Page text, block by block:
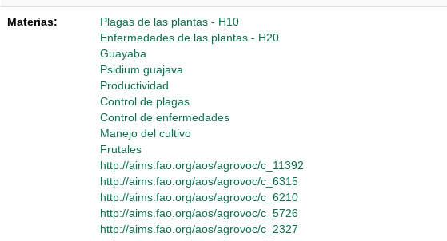
Materias:
Plagas de las plantas - H10
Enfermedades de las plantas - H20
Guayaba
Psidium guajava
Productividad
Control de plagas
Control de enfermedades
Manejo del cultivo
Frutales
http://aims.fao.org/aos/agrovoc/c_11392
http://aims.fao.org/aos/agrovoc/c_6315
http://aims.fao.org/aos/agrovoc/c_6210
http://aims.fao.org/aos/agrovoc/c_5726
http://aims.fao.org/aos/agrovoc/c_2327